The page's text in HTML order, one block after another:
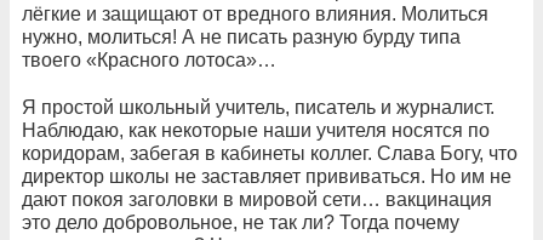
лёгкие и защищают от вредного влияния. Молиться
нужно, молиться! А не писать разную бурду типа
твоего «Красного лотоса»…
Я простой школьный учитель, писатель и журналист.
Наблюдаю, как некоторые наши учителя носятся по
коридорам, забегая в кабинеты коллег. Слава Богу, что
директор школы не заставляет прививаться. Но им не
дают покоя заголовки в мировой сети… вакцинация
это дело добровольное, не так ли? Тогда почему